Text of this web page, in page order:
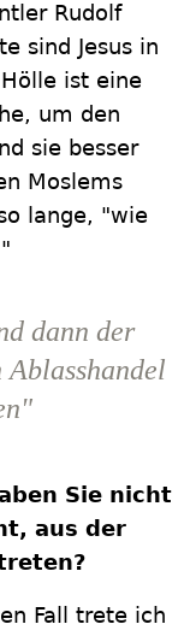
Rudolf
sind Jesus in
ist eine
um den
sie besser
Moslems
lange, "wie
dann der
Sie nicht
aus der
Fall trete ich